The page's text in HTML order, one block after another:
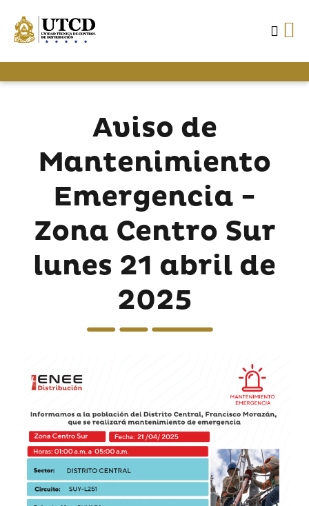
Aviso de
Mantenimiento
Emergencia -
Zona Centro Sur
lunes 21 abril de
2025